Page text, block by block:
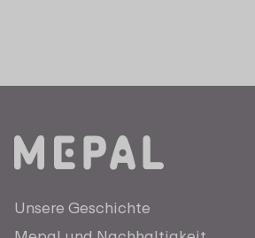
Unsere Geschichte